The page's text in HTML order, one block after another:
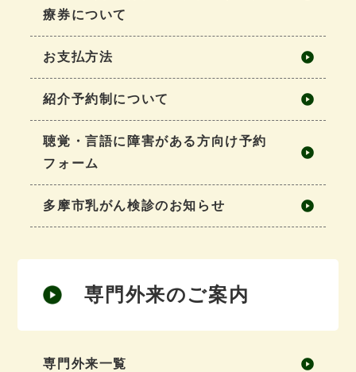
療券について
お支払方法
紹介予約制について
聴覚・言語に障害がある方向け予約
フォーム
多摩市乳がん検診のお知らせ
専門外来のご案内
専門外来一覧